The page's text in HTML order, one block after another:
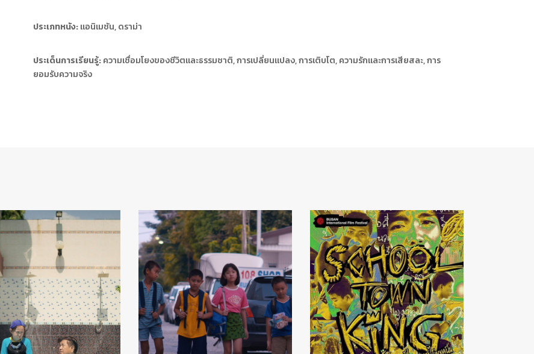
ประเภทหนัง:แอนิเมชัน, ดราม่า
ประเด็นการเรียนรู้:ความเชื่อมโยงของชีวิตและธรรมชาติ, การเปลี่ยนแปลง, การเติบโต, ความรักเเละการเสียสละ, การ
ยอมรับความจริง